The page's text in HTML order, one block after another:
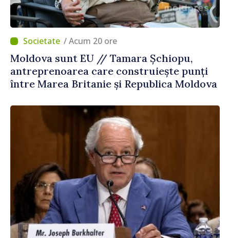
/ Acum 20 ore
Moldova sunt EU // Tamara Șchiopu,
antreprenoarea care construiește punți
între Marea Britanie și Republica Moldova